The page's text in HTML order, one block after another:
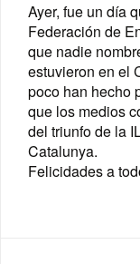
Ayer, fue un día
Federación de
que nadie
estuvieron en el
poco han hecho
que los medios
del triunfo de la
Catalunya.
Felicidades a